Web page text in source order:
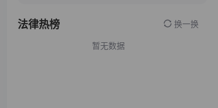
法律热榜 换一换
暂无数据